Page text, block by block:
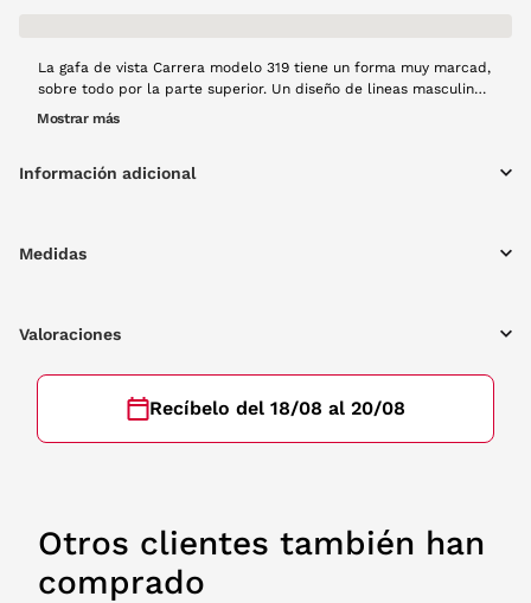
La gafa de vista Carrera modelo 319 tiene un forma muy marcad,
sobre todo por la parte superior. Un diseño de lineas masculinas
será el mejor aliado para tu outfit. Toda la gafa es de pasta en
Mostrar más
Información adicional
Medidas
Valoraciones
Recíbelo del 18/08 al 20/08
Otros clientes también han
comprado